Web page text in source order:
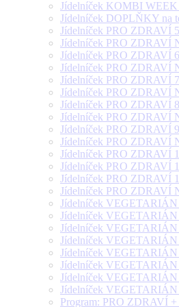
Jídelníček KOMBI WEEK
Jídelníček DOPLŇKY na
Jídelníček PRO ZDRAVÍ
Jídelníček PRO ZDRAVÍ
Jídelníček PRO ZDRAVÍ
Jídelníček PRO ZDRAVÍ
Jídelníček PRO ZDRAVÍ
Jídelníček PRO ZDRAVÍ
Jídelníček PRO ZDRAVÍ
Jídelníček PRO ZDRAVÍ
Jídelníček PRO ZDRAVÍ
Jídelníček PRO ZDRAVÍ
Jídelníček PRO ZDRAVÍ
Jídelníček PRO ZDRAVÍ
Jídelníček PRO ZDRAVÍ
Jídelníček PRO ZDRAVÍ
Jídelníček VEGETARIÁN
Jídelníček VEGETARIÁN
Jídelníček VEGETARIÁN
Jídelníček VEGETARIÁN
Jídelníček VEGETARIÁN
Jídelníček VEGETARIÁN
Jídelníček VEGETARIÁN
Jídelníček VEGETARIÁN
Program: PRO ZDRAVÍ +